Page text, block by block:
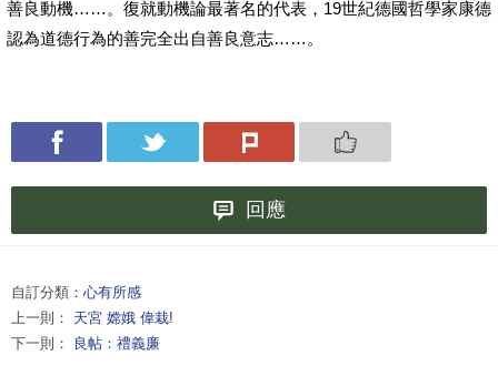
善良動機……。復就動機論最著名的代表，19世紀德國哲學家康德
認為道德行為的善完全出自善良意志……。
回應
自訂分類： 心有所感
上一則： 天宮 嫦娥 偉栽!
下一則：
良帖：禮義廉